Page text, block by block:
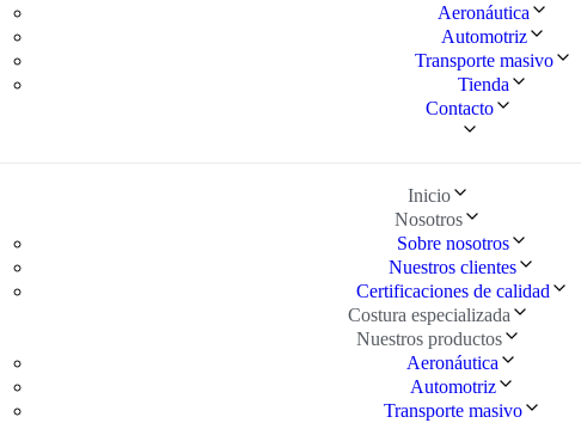
Aeronáutica
Automotriz
Transporte masivo
Tienda
Contacto
Inicio
Nosotros
Sobre nosotros
Nuestros clientes
Certificaciones de calidad
Costura especializada
Nuestros productos
Aeronáutica
Automotriz
Transporte masivo